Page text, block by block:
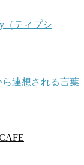
（ティプシ
ら連想される言葉